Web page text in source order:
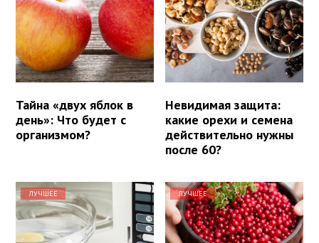
Тайна «двух яблок в
день»: Что будет с
организмом?
Невидимая защита:
какие орехи и семена
действительно нужны
после 60?
ЛУЧШЕЕ ЛУЧШЕЕ